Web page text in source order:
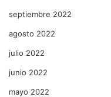
septiembre 2022
agosto 2022
julio 2022
junio 2022
mayo 2022